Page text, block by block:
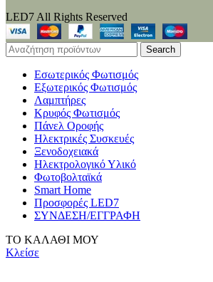
LED7 All Rights Reserved
Search
Εσωτερικός Φωτισμός
Εξωτερικός Φωτισμός
Λαμπτήρες
Κρυφός Φωτισμός
Πάνελ Οροφής
Ηλεκτρικές Συσκευές
Ξενοδοχειακά
Ηλεκτρολογικό Υλικό
Φωτοβολταϊκά
Smart Home
Προσφορές LED7
ΣΥΝΔΕΣΗ/ΕΓΓΡΑΦΗ
ΤΟ ΚΑΛΑΘΙ ΜΟΥ
Κλείσε